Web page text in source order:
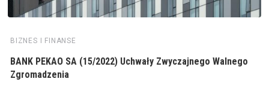
BIZNES I FINANSE
BANK PEKAO SA (15/2022) Uchwały Zwyczajnego Walnego
Zgromadzenia